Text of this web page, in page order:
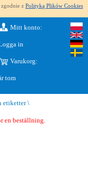
z Polityką Plików Cookies
Mitt konto:
in
Varukorg:
tom
etiketter\
en beställning.